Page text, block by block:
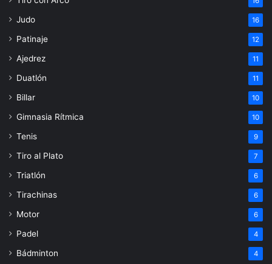
Judo 16
Patinaje 12
Ajedrez 11
Duatlón 11
Billar 10
Gimnasia Rítmica 10
Tenis 9
Tiro al Plato 7
Triatlón 6
Tirachinas 6
Motor 6
Padel 4
Bádminton 4